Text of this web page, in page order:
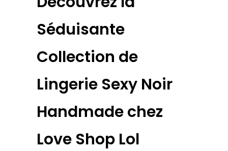
Séduisante
Collection de
Lingerie Sexy Noir
Handmade chez
Love Shop Lol